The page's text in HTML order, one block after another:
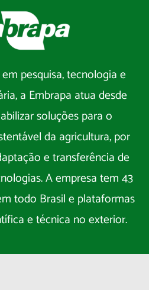
pesquisa, tecnologia e
a Embrapa atua desde
soluções para o
da agricultura, por
e transferência de
A empresa tem 43
todo Brasil e plataformas
e técnica no exterior.